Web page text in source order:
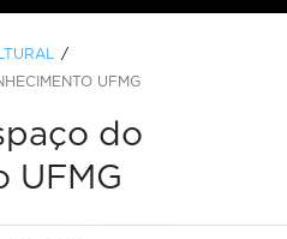
UFMG
do
UFMG